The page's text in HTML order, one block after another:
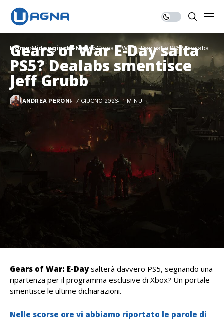
Home Videogiochi News Gears of War E-Day salta PS5? Dealabs
smentisce Jeff Grubb
Gears of War E-Day salta
PS5? Dealabs smentisce
Jeff Grubb
ANDREA PERONI 7 GIUGNO 2026 1 MINUTI
Gears of War: E-Daysalterà davvero PS5, segnando una
ripartenza per il programma esclusive di Xbox? Un portale
smentisce le ultime dichiarazioni.
Nelle scorse ore vi abbiamo riportato le parole di